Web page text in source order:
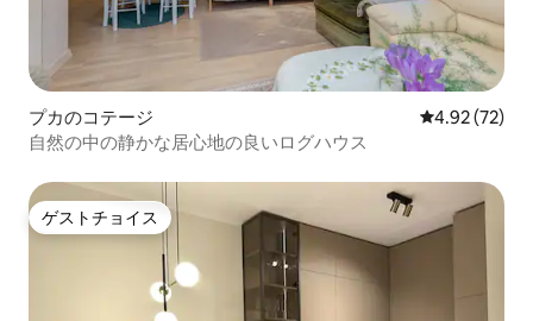
プカのコテージ レビュー72
4.92 (72)
自然の中の静かな居心地の良いログハウス
ゲストチョイス
ゲストチョイス